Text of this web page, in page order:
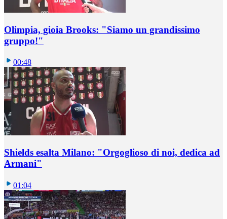
Olimpia, gioia Brooks: "Siamo un grandissimo
gruppo!"
00:48
Shields esalta Milano: "Orgoglioso di noi, dedica ad
Armani"
01:04